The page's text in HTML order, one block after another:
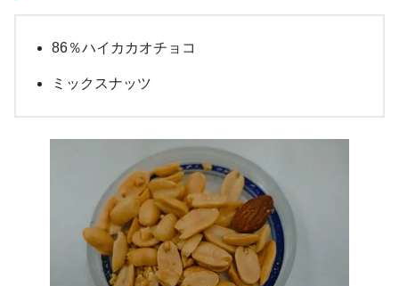
86％ハイカカオチョコ
ミックスナッツ